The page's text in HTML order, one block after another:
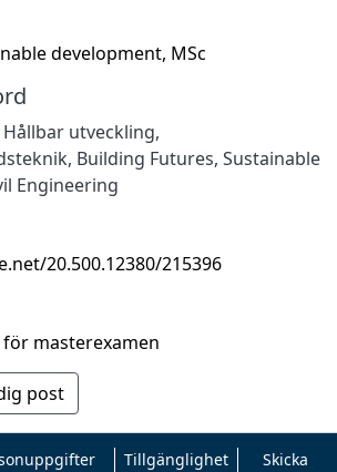
development, MSc
Hållbar utveckling,
, Building Futures, Sustainable
Engineering
20.500.12380/215396
masterexamen
post
Tillgänglighet Skicka